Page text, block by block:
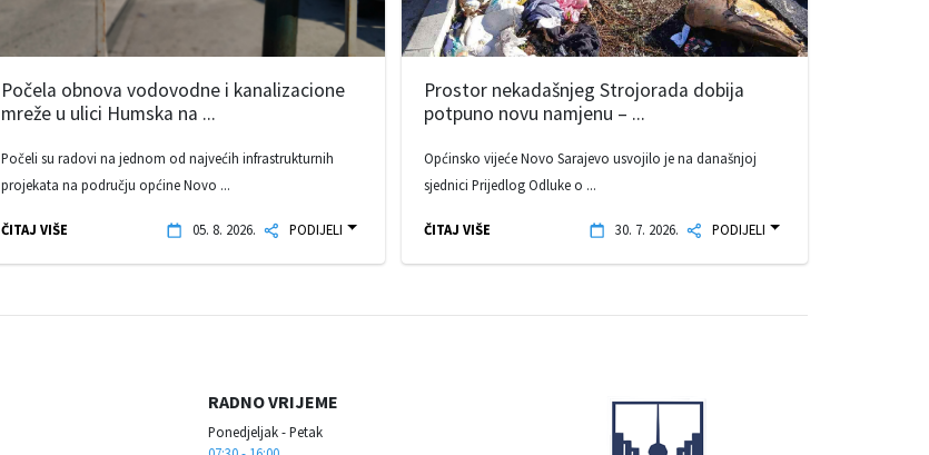
Počela obnova vodovodne i kanalizacione
mreže u ulici Humska na ...
Počeli su radovi na jednom od najvećih infrastrukturnih
projekata na području općine Novo ...
ČITAJ VIŠE 05. 8. 2026. PODIJELI
Prostor nekadašnjeg Strojorada dobija
potpuno novu namjenu – ...
Općinsko vijeće Novo Sarajevo usvojilo je na današnjoj
sjednici Prijedlog Odluke o ...
ČITAJ VIŠE 30. 7. 2026. PODIJELI
RADNO VRIJEME
Ponedjeljak - Petak